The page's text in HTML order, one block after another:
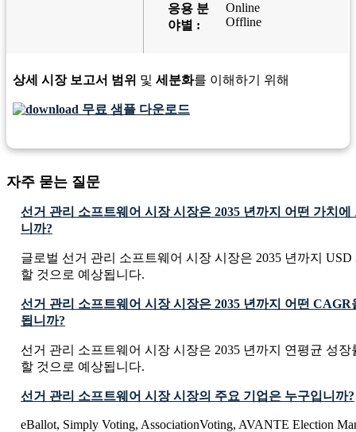
응용 분
야별 :
Online
Offline
상세 시장 보고서 범위 및 세분화를 이해하기 위해
무료 샘플 다운로드
자주 묻는 질문
선거 관리 소프트웨어 시장 시장은 2035 년까지 어떤 가치
니까?
글로벌 선거 관리 소프트웨어 시장 시장은 2035 년까지 USD
할 것으로 예상됩니다.
선거 관리 소프트웨어 시장 시장은 2035 년까지 어떤
됩니까?
선거 관리 소프트웨어 시장 시장은 2035 년까지 연평균 성장
할 것으로 예상됩니다.
선거 관리 소프트웨어 시장 시장의 주요 기업은 누구입니까?
eBallot, Simply Voting, AssociationVoting, AVANTE Election